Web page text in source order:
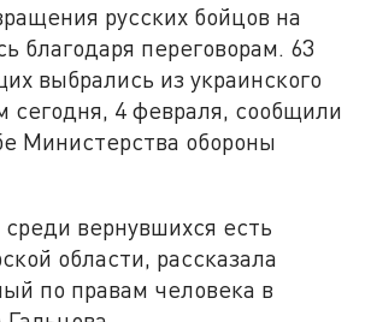
русских бойцов на
благодаря переговорам. 63
выбрались из украинского
сегодня, 4 февраля, сообщили
Министерства обороны
вернувшихся есть
области, рассказала
по правам человека в